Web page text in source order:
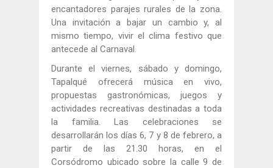
encantadores parajes rurales de la zona.
Una invitación a bajar un cambio y, al
mismo tiempo, vivir el clima festivo que
antecede al Carnaval.
Durante el viernes, sábado y domingo,
Tapalqué ofrecerá música en vivo,
propuestas gastronómicas, juegos y
actividades recreativas destinadas a toda
la familia. Las celebraciones se
desarrollarán los días 6, 7 y 8 de febrero, a
partir de las 21.30 horas, en el
Corsódromo ubicado sobre la calle 9 de